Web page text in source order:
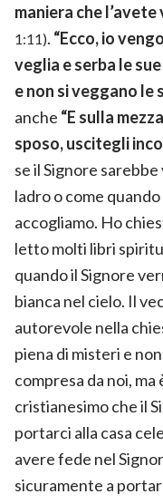
maniera che
1:11). “Ecco, io
veglia e serba le
e non si veggano le
anche “E sulla
sposo, uscitegli
se il Signore
ladro o come
accogliamo. Ho
letto molti libri
quando il Signore
bianca nel cielo. Il
autorevole nella
piena di misteri e
compresa da noi,
cristianesimo che il
portarci alla casa
avere fede nel
sicuramente a